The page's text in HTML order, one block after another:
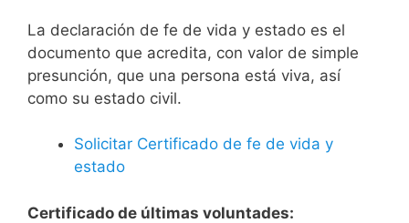
La declaración de fe de vida y estado es el
documento que acredita, con valor de simple
presunción, que una persona está viva, así
como su estado civil.
Solicitar Certificado de fe de vida y
estado
Certificado de últimas voluntades: